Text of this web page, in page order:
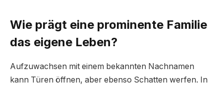
Wie prägt eine prominente Familie
das eigene Leben?
Aufzuwachsen mit einem bekannten Nachnamen
kann Türen öffnen, aber ebenso Schatten werfen. In